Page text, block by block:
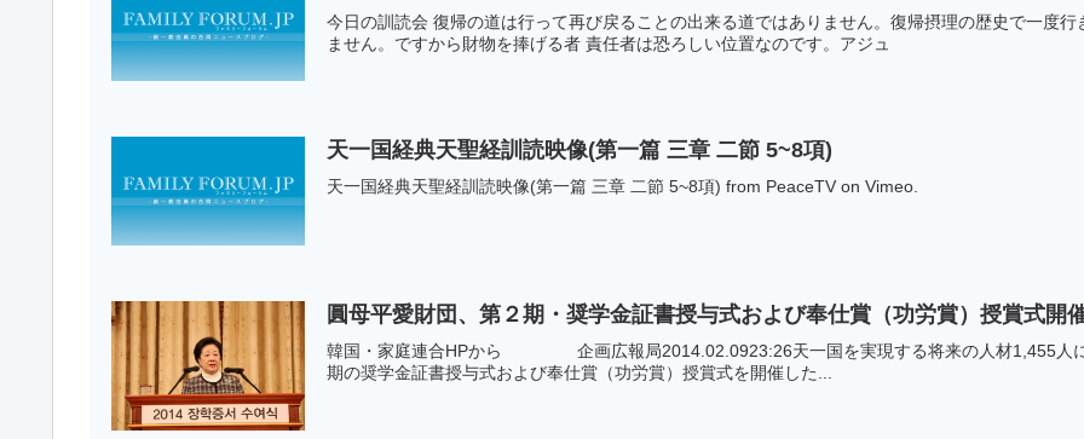
今日の訓読会 復帰の道は行って再び戻ることの出来る道ではありません。復帰摂理の歴史で一度
ません。ですから財物を捧げる者 責任者は恐ろしい位置なのです。アジュ
天一国経典天聖経訓読映像(第一篇 三章 二節 5~8項)
天一国経典天聖経訓読映像(第一篇 三章 二節 5~8項) from PeaceTV on Vimeo.
圓母平愛財団、第２期・奨学金証書授与式および奉仕賞（功労賞）授賞式開
韓国・家庭連合HPから 企画広報局2014.02.0923:26天一国を実現する将来の人材1,455人に
期の奨学金証書授与式および奉仕賞（功労賞）授賞式を開催した...